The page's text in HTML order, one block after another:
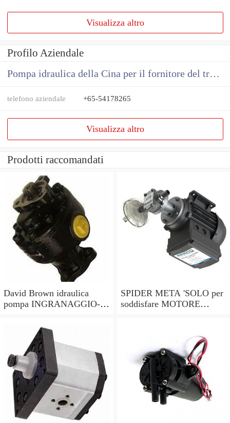
Visualizza altro
Profilo Aziendale
Pompa idraulica della Cina per il fornitore del trattore
telefono aziendale +65-54178265
Visualizza altro
Prodotti raccomandati
David Brown idraulica
pompa INGRANAGGIO-
SPIDER META 'SOLO per
soddisfare MOTORE